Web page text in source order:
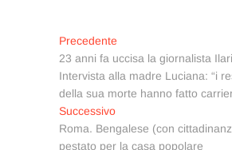
Navigazione
articoli
Precedente
precedente:
23 anni fa uccisa la giornalista
Intervista alla madre Luciana: “i
della sua morte hanno fatto
SuccessivoArticolo
successivo:
Roma. Bengalese (con
pestato per la casa popolare